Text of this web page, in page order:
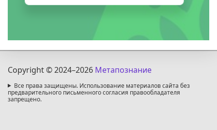
Copyright © 2024–2026 Метапознание
Все права защищены. Использование материалов сайта без
предварительного письменного согласия правообладателя
запрещено.